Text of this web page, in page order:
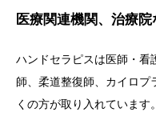
医療関連機関、治療院
ハンドセラピスは医師・看
師、柔道整復師、カイロプ
くの方が取り入れています。